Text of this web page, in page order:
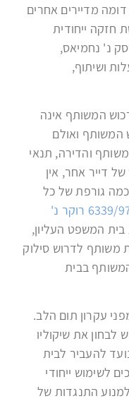
מדיירים אחרים
חזקה ייחודית
נ' נחמיאס,
ושיתוף,
המשותף אינה
המשותף ואולם
והדירה, תנאי
דייר אחר, אין
גורפת של כל
רע"א 6339/97 רוקר נ'
קבע בית המשפט העליון,
משותף לדרוש סילוק
בבית
עקרון תום הלב.
לבחון את שיקוליו
להעביר לבית
לשימוש ייחודי
התנגדות של